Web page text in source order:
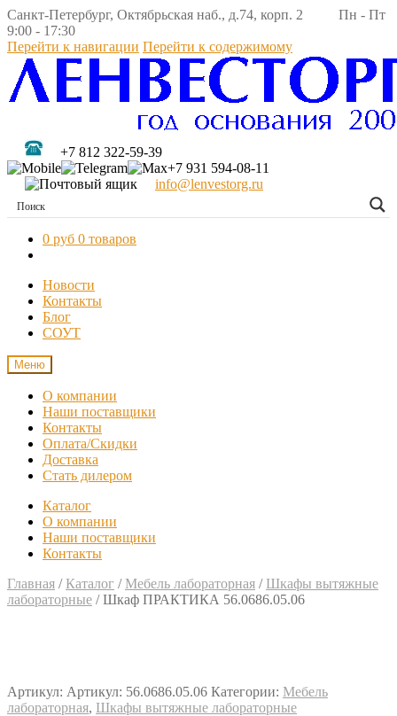
Санкт-Петербург, Октябрьская наб., д.74, корп. 2 Пн - Пт
9:00 - 17:30
Перейти к навигации Перейти к содержимому
+7 812 322-59-39
+7 931 594-08-11
info@lenvestorg.ru
0 руб 0 товаров
Новости
Контакты
Блог
СОУТ
Меню
О компании
Наши поставщики
Контакты
Оплата/Скидки
Доставка
Стать дилером
Каталог
О компании
Наши поставщики
Контакты
Главная / Каталог / Мебель лабораторная / Шкафы вытяжные
лабораторные /Шкаф ПРАКТИКА 56.0686.05.06
Артикул: Артикул: 56.0686.05.06 Категории: Мебель
лабораторная, Шкафы вытяжные лабораторные